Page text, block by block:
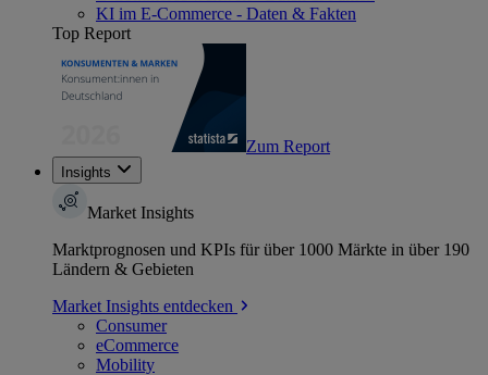
KI im E-Commerce - Daten & Fakten
Top Report
Zum Report
Insights
Market Insights
Marktprognosen und KPIs für über 1000 Märkte in über 190
Ländern & Gebieten
Market Insights entdecken
Consumer
eCommerce
Mobility